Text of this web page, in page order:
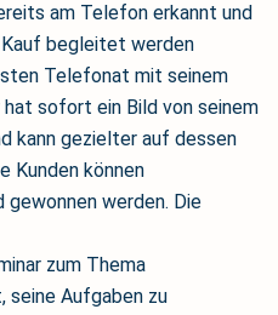
am Telefon erkannt und
begleitet werden
Telefonat mit seinem
sofort ein Bild von seinem
kann gezielter auf dessen
Kunden können
gewonnen werden. Die
zum Thema
seine Aufgaben zu